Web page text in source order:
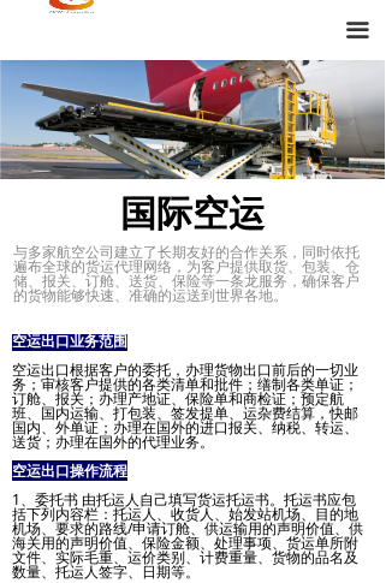
끀
国际空运
与多家航空公司建立了长期友好的合作关系，同时依托
遍布全球的货运代理网络，为客户提供取货、包装、仓
储、报关、订舱、送货、保险等一条龙服务，确保客户
的货物能够快速、准确的运送到世界各地。
空运出口业务范围
空运出口根据客户的委托，办理货物出口前后的一切业
务；审核客户提供的各类清单和批件；缮制各类单证；
订舱、报关；办理产地证、保险单和商检证；预定航
班、国内运输、打包装、签发提单、运杂费结算，快邮
国内、外单证；办理在国外的进口报关、纳税、转运、
送货；办理在国外的代理业务。
空运出口操作流程
1、委托书 由托运人自己填写货运托运书。托运书应包
括下列内容栏：托运人、收货人、始发站机场、目的地
机场、要求的路线/申请订舱、供运输用的声明价值、供
海关用的声明价值、保险金额、处理事项、货运单所附
文件、实际毛重、运价类别、计费重量、货物的品名及
数量、托运人签字、日期等。